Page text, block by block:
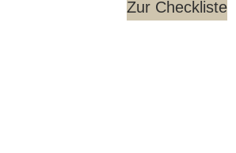
Zur Checkliste